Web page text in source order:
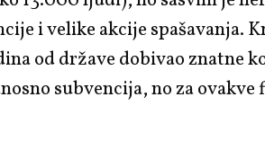
i velike akcije spašavanja.
od države dobivao znatne
subvencija, no za ovakve